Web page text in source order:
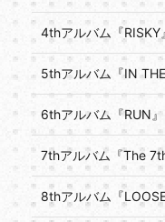
4thアルバム『RISKY
5thアルバム『IN
6thアルバム『RUN
7thアルバム『The
8thアルバム『